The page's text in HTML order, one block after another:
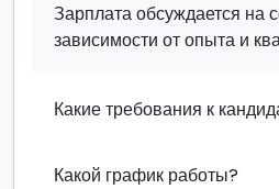
Зарплата обсуждается на
зависимости от опыта и
Какие требования к
Какой график работы?